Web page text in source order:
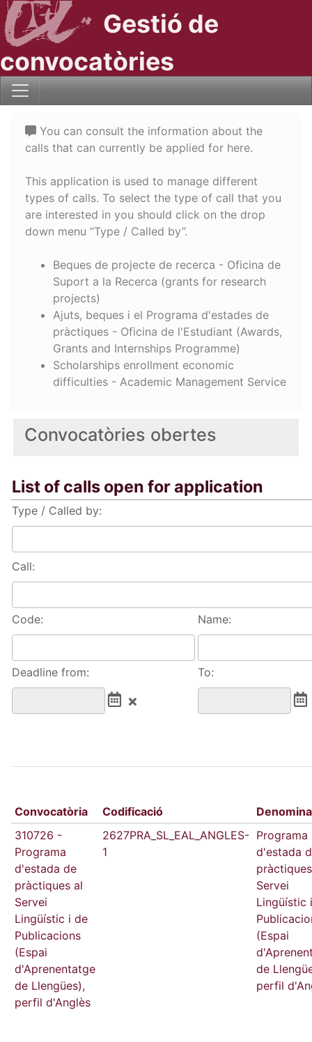
Gestió de
convocatòries
Convocatòries obertes
List of calls open for application
Type / Called by:
Call:
Code: Name:
Deadline from: To:
Convocatòria Codificació
310726 -
Programa
d'estada de
pràctiques al
Servei
Lingüístic i de
Publicacions
(Espai
d'Aprenentatge
de Llengües),
perfil d'Anglès
2627PRA_SL_EAL_ANGLES-
1
Programa
d'estada
Servei
Lingüístic
(Espai
de
perfil
You can consult the information about the
calls that can currently be applied for here.
This application is used to manage different
types of calls. To select the type of call that you
are interested in you should click on the drop
down menu “Type / Called by”.
Beques de projecte de recerca - Oficina de
Suport a la Recerca (grants for research
projects)
Ajuts, beques i el Programa d'estades de
pràctiques - Oficina de l'Estudiant (Awards,
Grants and Internships Programme)
Scholarships enrollment economic
difficulties - Academic Management Service